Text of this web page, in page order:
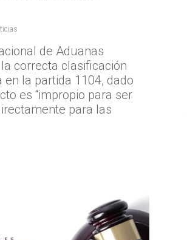
de Aduanas
correcta clasificación
en la partida 1104, dado
es “impropio para ser
para las